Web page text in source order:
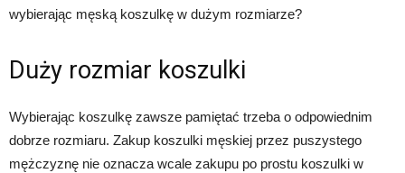
wybierając męską koszulkę w dużym rozmiarze?
Duży rozmiar koszulki
Wybierając koszulkę zawsze pamiętać trzeba o odpowiednim
dobrze rozmiaru. Zakup koszulki męskiej przez puszystego
mężczyznę nie oznacza wcale zakupu po prostu koszulki w